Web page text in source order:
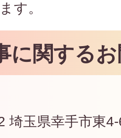
す。
に関する
埼玉県幸手市東